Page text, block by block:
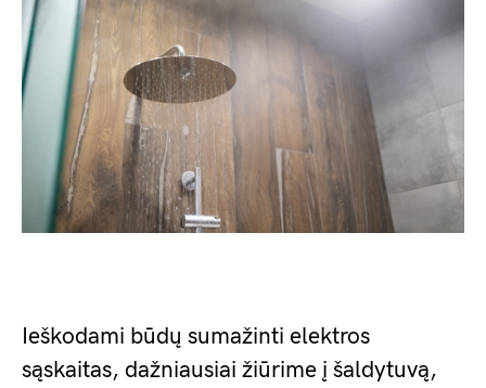
Ieškodami būdų sumažinti elektros
sąskaitas, dažniausiai žiūrime į šaldytuvą,